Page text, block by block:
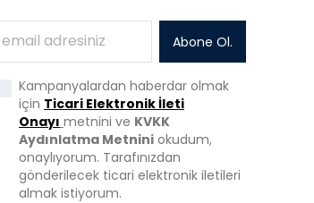
Abone Ol.
Kampanyalardan haberdar olmak
için Ticari Elektronik İleti
Onayı metnini ve KVKK
Aydınlatma Metnini okudum,
onaylıyorum. Tarafınızdan
gönderilecek ticari elektronik iletileri
almak istiyorum.